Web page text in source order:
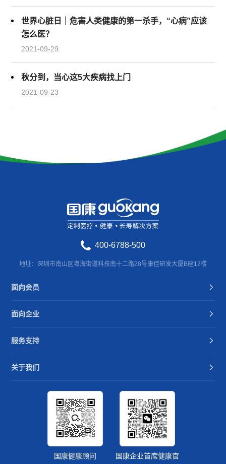
世界心脏日｜危害人类健康的第一杀手，“心病”应该
怎么医？
2021-09-29
秋分到，当心这5大疾病找上门
2021-09-23
400-6788-500
地址：深圳市南山区粤海街道科技南十二路28号康佳研发大厦B座12楼
面向会员
面向企业
服务支持
关于我们
国康健康顾问 国康企业首席健康官